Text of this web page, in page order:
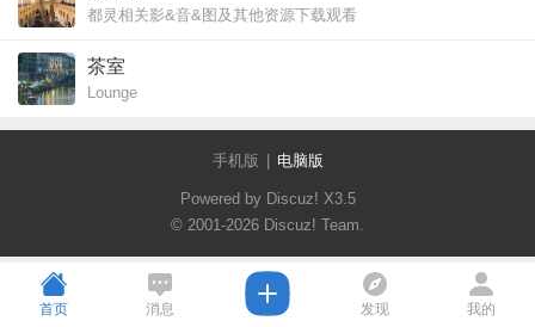
都灵相关影&音&图及其他资源下载观看
Video,Image,music and collection about TORO
茶室
Lounge
手机版 电脑版
Powered by Discuz! X3.5
© 2001-2026 Discuz! Team.
首页 消息 发现 我的